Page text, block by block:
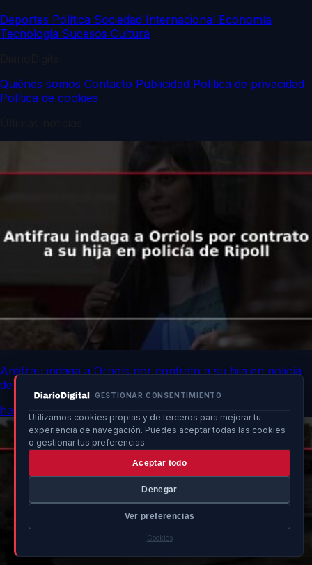
GESTIONAR CONSENTIMIENTO
Utilizamos cookies propias y de terceros para mejorar tu
experiencia de navegación. Puedes aceptar todas las cookies
o gestionar tus preferencias.
Aceptar todo
Denegar
Ver preferencias
Cookies
Deportes Política Sociedad Internacional Economía
Tecnología Sucesos Cultura
Quiénes somos Contacto Publicidad Política de privacidad
Política de cookies
Antifrau indaga a Orriols por contrato a su hija en policía
de Ripoll
hace 16h